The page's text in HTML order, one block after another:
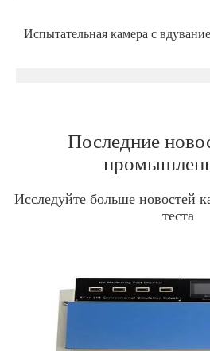
Испытательная камера с
Последние
Исследуйте больше новостей
теста